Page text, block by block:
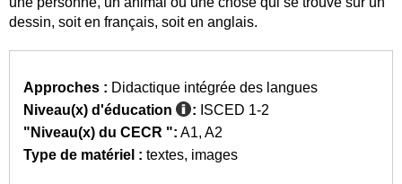
dessin, soit en français, soit en anglais.
Approches : Didactique intégrée des langues
Niveau(x) d'éducation
: ISCED 1-2
"Niveau(x) du CECR ": A1 A2
Type de matériel : textes images